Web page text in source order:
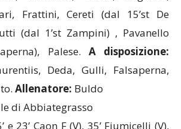
(dal 1’st Zampini) , Pavanello
Palese. A disposizione:
Deda, Gulli, Falsaperna,
Allenatore: Buldo
di Abbiategrasso
e 23’ Caon F (V), 35’ Fiumicelli (V),